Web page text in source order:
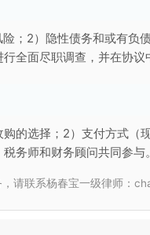
；2）隐性债务和或有负
全面尽职调查，并在协议
的选择；2）支付方式（
务师和财务顾问共同参与。
请联系杨春宝一级律师：